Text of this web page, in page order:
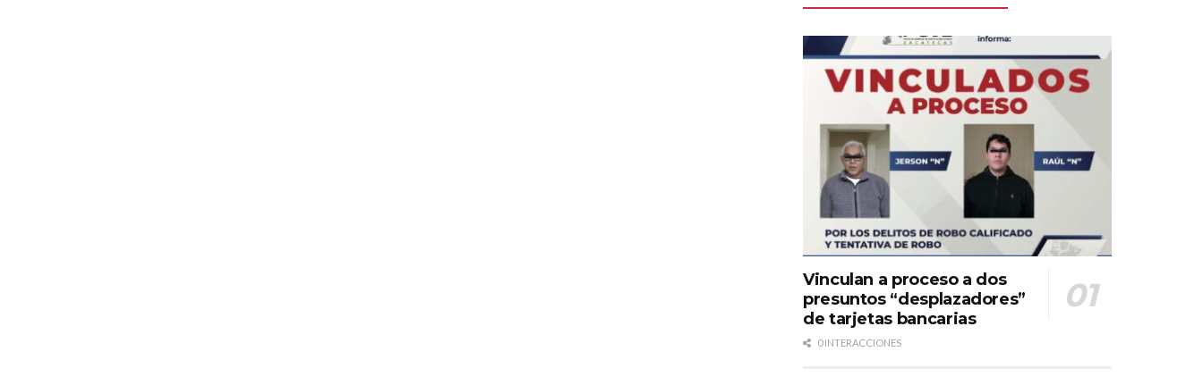
Vinculan a proceso a dos
presuntos “desplazadores”
de tarjetas bancarias
0 INTERACCIONES